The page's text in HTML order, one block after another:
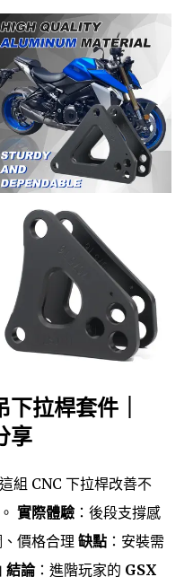
拉桿套件｜
享
組 CNC 下拉桿改善不
實際體驗 ：後段支撐感
、價格合理 缺點 ：安裝需
結論：進階玩家的 GSX